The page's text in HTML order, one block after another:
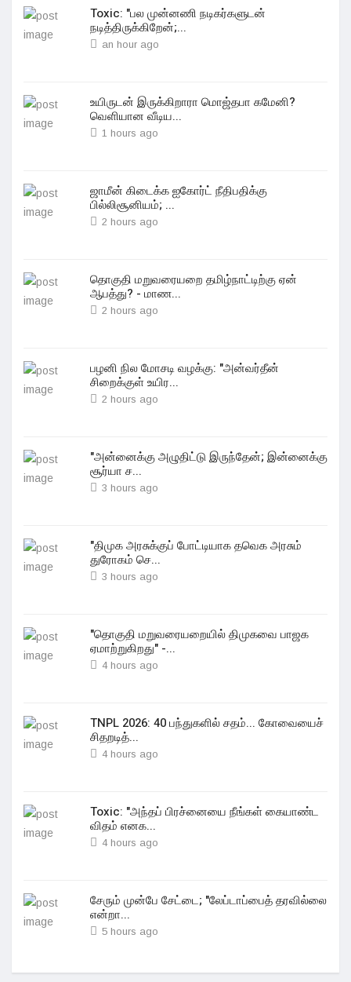
Toxic: "பல முன்னணி நடிகர்களுடன்
நடித்திருக்கிறேன்;...
an hour ago
உயிருடன் இருக்கிறாரா மொஜ்தபா‌ கமேனி?
வெளியான வீடிய...
1 hours ago
ஜாமீன் கிடைக்க ஐகோர்ட் நீதிபதிக்கு
பில்லிசூனியம்; ...
2 hours ago
தொகுதி மறுவரையறை தமிழ்நாட்டிற்கு ஏன்
ஆபத்து? - மாண...
2 hours ago
பழனி நில மோசடி வழக்கு: "அன்வர்தீன்
சிறைக்குள் உயிர...
2 hours ago
"அன்னைக்கு அழுதிட்டு இருந்தேன்; இன்னைக்கு
சூர்யா ச...
3 hours ago
"திமுக அரசுக்குப் போட்டியாக தவெக அரசும்
துரோகம் செ...
3 hours ago
"தொகுதி மறுவரையறையில் திமுகவை பாஜக
ஏமாற்றுகிறது" -...
4 hours ago
TNPL 2026: 40 பந்துகளில் சதம்... கோவையைச்
சிதறடித்...
4 hours ago
Toxic: "அந்தப் பிரச்னையை நீங்கள் கையாண்ட
விதம் எனக...
4 hours ago
சேரும் முன்பே சேட்டை; "லேப்டாப்பைத் தரவில்லை
என்றா...
5 hours ago